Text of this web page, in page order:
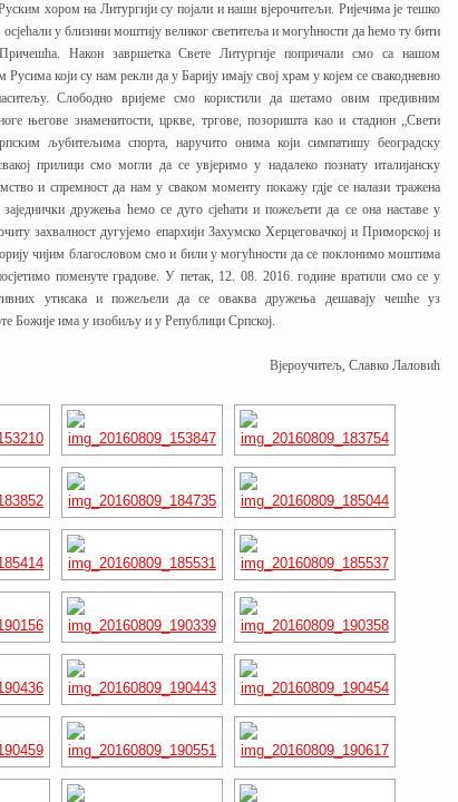
Руским хором на Литургији су појали и наши вјерочитељи. Ријечима је тешко
осјећали у близини моштију великог светитеља и могућности да ћемо ту бити
Причешћа. Након завршетка Свете Литургије попричали смо са нашом
који су нам рекли да у Барију имају свој храм у којем се свакодневно
Слободно вријеме смо користили да шетамо овим предивним
његове знаменитости, цркве, тргове, позоришта као и стадион „Свети
љубитељима спорта, наручито онима који симпатишу београдску
прилици смо могли да се увјеримо у надалеко познату италијанску
и спремност да нам у сваком моменту покажу гдје се налази тражена
дружења ћемо се дуго сјећати и пожељети да се она наставе у
захвалност дугујемо епархији Захумско Херцеговачкој и Приморској и
чијим благословом смо и били у могућности да се поклонимо моштима
поменуте градове. У петак, 12. 08. 2016. године вратили смо се у
утисака и пожељели да се оваква дружења дешавају чешће уз
Божије има у изобиљу и у Републици Српској.
Вјероучитељ, Славко Лаловић